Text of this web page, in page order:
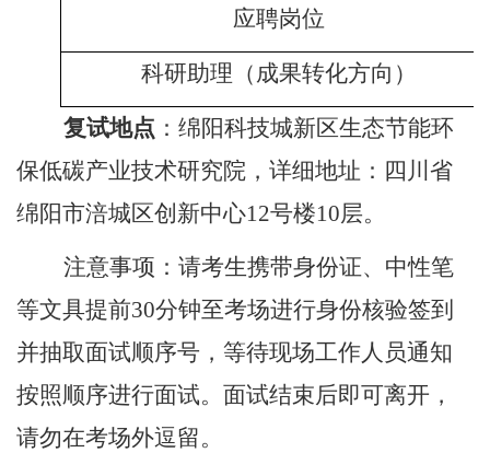
应聘岗位
科研助理（成果转化方向）
复试地点 ：绵阳科技城新区生态节能环
保低碳产业技术研究院， 详细地址：四川省
绵阳市涪城区创新中心12号楼10层。
注意事项：请考生携带身份证、中性笔
等文具提前30分钟至考场进行身份核验签到
并抽取面试顺序号，等待现场工作人员通知
按照顺序进行面试。面试结束后即可离开，
请勿在考场外逗留。